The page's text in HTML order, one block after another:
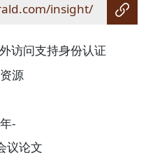
insight/
访问支持身份认证
源
-
议论文